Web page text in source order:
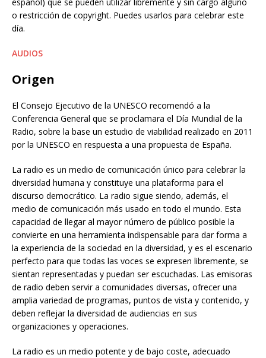
o restricción de copyright. Puedes usarlos para celebrar este
día.
AUDIOS
Origen
El Consejo Ejecutivo de la UNESCO recomendó a la
Conferencia General que se proclamara el Día Mundial de la
Radio, sobre la base un estudio de viabilidad realizado en 2011
por la UNESCO en respuesta a una propuesta de España.
La radio es un medio de comunicación único para celebrar la
diversidad humana y constituye una plataforma para el
discurso democrático. La radio sigue siendo, además, el
medio de comunicación más usado en todo el mundo. Esta
capacidad de llegar al mayor número de público posible la
convierte en una herramienta indispensable para dar forma a
la experiencia de la sociedad en la diversidad, y es el escenario
perfecto para que todas las voces se expresen libremente, se
sientan representadas y puedan ser escuchadas. Las emisoras
de radio deben servir a comunidades diversas, ofrecer una
amplia variedad de programas, puntos de vista y contenido, y
deben reflejar la diversidad de audiencias en sus
organizaciones y operaciones.
La radio es un medio potente y de bajo coste, adecuado